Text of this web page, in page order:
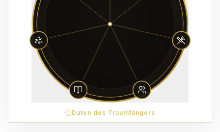
Daten des Traumfängers